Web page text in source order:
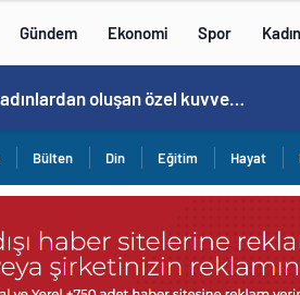
Gündem Ekonomi Spor Kadın
Cristiano Ronaldo’nun akıllara zarar tüm kariyerinin istatistiğini çıkardık !
Bülten Din Eğitim Hayat